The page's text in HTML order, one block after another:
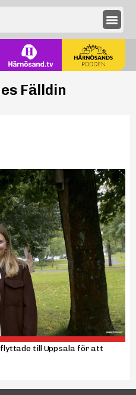
Fälldin
till Uppsala för att